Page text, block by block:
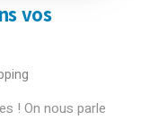
vos
! On nous parle